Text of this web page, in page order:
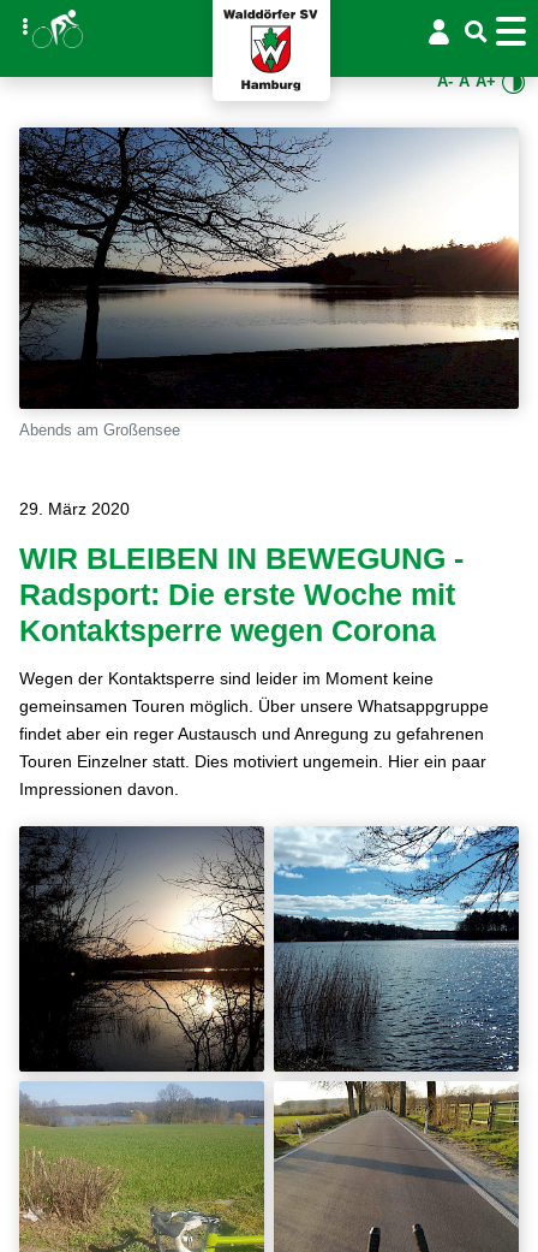
A- A A+
Abends am Großensee
29. März 2020
WIR BLEIBEN IN BEWEGUNG -
Radsport: Die erste Woche mit
Kontaktsperre wegen Corona
Wegen der Kontaktsperre sind leider im Moment keine
gemeinsamen Touren möglich. Über unsere Whatsappgruppe
findet aber ein reger Austausch und Anregung zu gefahrenen
Touren Einzelner statt. Dies motiviert ungemein. Hier ein paar
Impressionen davon.